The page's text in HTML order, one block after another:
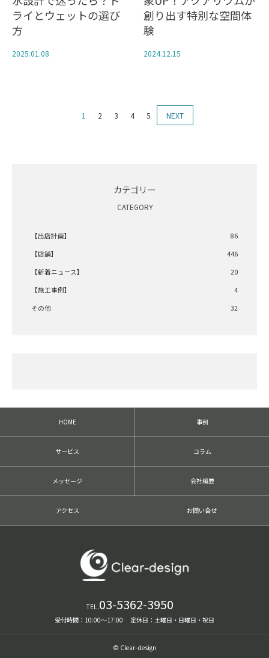
ライとウェットの選び
方
2025.01.08
創り出す特別な空間体
験
2024.12.15
1 2 3 4 5 NEXT
カテゴリー
CATEGORY
【出店計画】
86
【店舗】
446
【新着ニュース】
20
【施工事例】
4
その他
32
HOME 事例
サービス コラム
メッセージ 会社概要
アクセス お問い合せ
TEL.03-5362-3950
受付時間：10:00〜17:00 定休日：土曜日・日曜日・祝日
© Clear-design